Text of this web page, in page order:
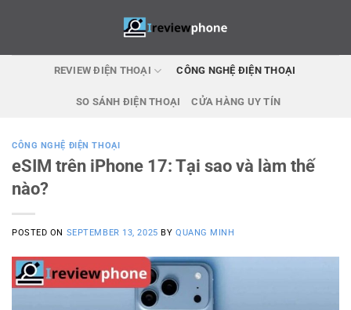
REVIEW ĐIỆN THOẠI CÔNG NGHỆ ĐIỆN THOẠI
SO SÁNH ĐIỆN THOẠI CỬA HÀNG UY TÍN
CÔNG NGHỆ ĐIỆN THOẠI
eSIM trên iPhone 17: Tại sao và làm thế
nào?
POSTED ON SEPTEMBER 13, 2025 BY QUANG MINH